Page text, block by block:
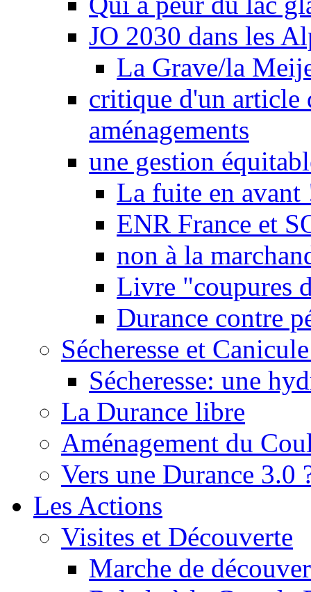
JO 2030 dans les
La Grave/la
critique d'un article
aménagements
une gestion
La fuite en avant
ENR France et
non à la
Livre "coupures
Durance contre
Sécheresse et
Sécheresse: une
La Durance libre
Aménagement du
Vers une Durance 3.0
Les Actions
Visites et Découverte
Marche de